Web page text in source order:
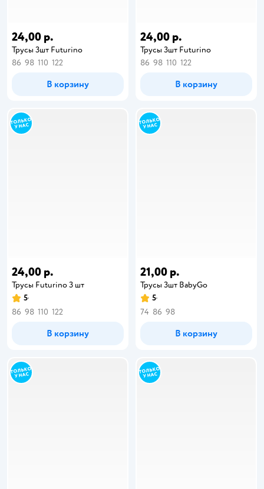
24,00 р.
Трусы 3шт Futurino
86 98 110 122
В корзину
24,00 р.
Трусы 3шт Futurino
86 98 110 122
В корзину
24,00 р.
Трусы Futurino 3 шт
5
86 98 110 122
В корзину
21,00 р.
Трусы 3шт BabyGo
5
74 86 98
В корзину